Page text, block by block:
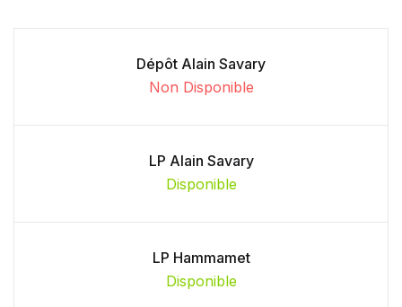
Dépôt Alain Savary
Non Disponible
LP Alain Savary
Disponible
LP Hammamet
Disponible